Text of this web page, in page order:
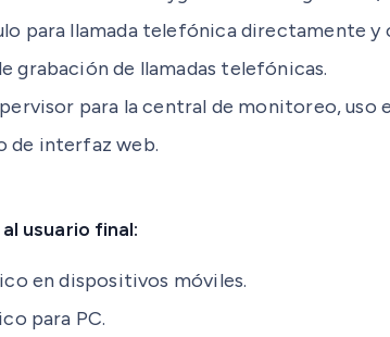
para llamada telefónica directamente y
grabación de llamadas telefónicas.
para la central de monitoreo, uso
de interfaz web.
usuario final:
en dispositivos móviles.
para PC.